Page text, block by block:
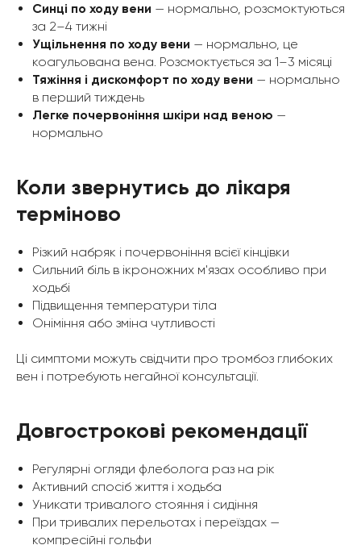
Синці по ходу вени — нормально, розсмоктуються
за 2–4 тижні
Ущільнення по ходу вени — нормально, це
коагульована вена. Розсмоктується за 1–3 місяці
Тяжіння і дискомфорт по ходу вени — нормально
в перший тиждень
Легке почервоніння шкіри над веною —
нормально
Коли звернутись до лікаря
терміново
Різкий набряк і почервоніння всієї кінцівки
Сильний біль в ікроножних м'язах особливо при
ходьбі
Підвищення температури тіла
Оніміння або зміна чутливості
Ці симптоми можуть свідчити про тромбоз глибоких
вен і потребують негайної консультації.
Довгострокові рекомендації
Регулярні огляди флеболога раз на рік
Активний спосіб життя і ходьба
Уникати тривалого стояння і сидіння
При тривалих перельотах і переїздах —
компресійні гольфи